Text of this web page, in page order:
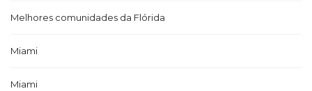
Melhores comunidades da Flórida
Miami
Miami